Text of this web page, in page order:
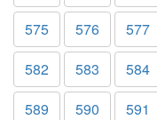
575
576 577
582
583 584
589
590 591